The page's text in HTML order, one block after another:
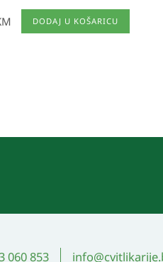
DODAJ U KOŠARICU
060 853